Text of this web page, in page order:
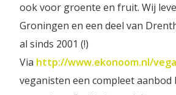
ook voor groente en fruit. Wij
Groningen en een deel van
al sinds 2001 (!)
Via http://www.ekonoom.nl/
veganisten een compleet aanbod